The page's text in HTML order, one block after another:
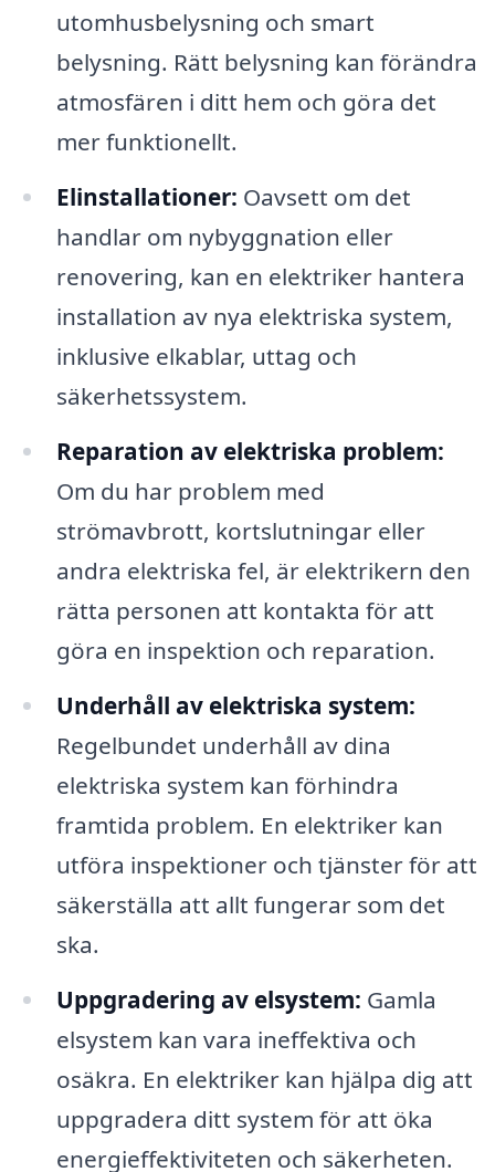
utomhusbelysning och smart
belysning. Rätt belysning kan förändra
atmosfären i ditt hem och göra det
mer funktionellt.
Elinstallationer: Oavsett om det
handlar om nybyggnation eller
renovering, kan en elektriker hantera
installation av nya elektriska system,
inklusive elkablar, uttag och
säkerhetssystem.
Reparation av elektriska problem:
Om du har problem med
strömavbrott, kortslutningar eller
andra elektriska fel, är elektrikern den
rätta personen att kontakta för att
göra en inspektion och reparation.
Underhåll av elektriska system:
Regelbundet underhåll av dina
elektriska system kan förhindra
framtida problem. En elektriker kan
utföra inspektioner och tjänster för att
säkerställa att allt fungerar som det
ska.
Uppgradering av elsystem: Gamla
elsystem kan vara ineffektiva och
osäkra. En elektriker kan hjälpa dig att
uppgradera ditt system för att öka
energieffektiviteten och säkerheten.